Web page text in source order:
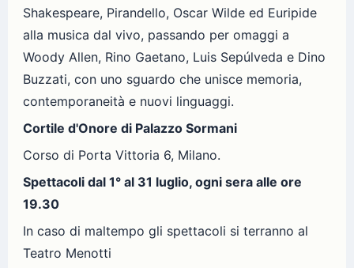
Shakespeare, Pirandello, Oscar Wilde ed Euripide
alla musica dal vivo, passando per omaggi a
Woody Allen, Rino Gaetano, Luis Sepúlveda e Dino
Buzzati, con uno sguardo che unisce memoria,
contemporaneità e nuovi linguaggi.
Cortile d'Onore di Palazzo Sormani
Corso di Porta Vittoria 6, Milano.
Spettacoli dal 1° al 31 luglio, ogni sera alle ore
19.30
In caso di maltempo gli spettacoli si terranno al
Teatro Menotti